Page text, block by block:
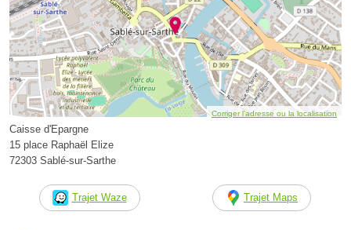
Corriger l’adresse ou la localisation
Caisse d'Epargne
15 place Raphaël Elize
72303 Sablé-sur-Sarthe
Trajet Waze Trajet Maps